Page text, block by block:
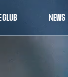
CLUB NEWS